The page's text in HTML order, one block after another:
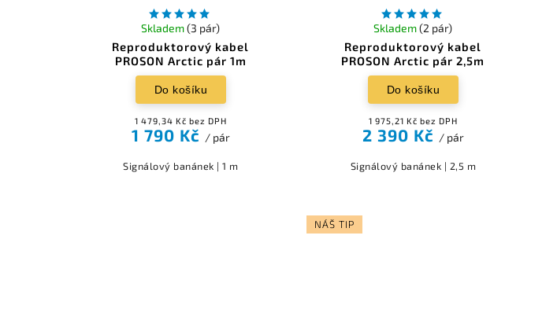
Reproduktorový kabel
PROSON Arctic pár 1m
Skladem(3 pár)
1 479,34 Kč bez DPH
1 790 Kč / pár
Do košíku
Signálový banánek | 1 m
Reproduktorový kabel
PROSON Arctic pár 2,5m
Skladem(2 pár)
1 975,21 Kč bez DPH
2 390 Kč / pár
Do košíku
Signálový banánek | 2,5 m
NÁŠ TIP